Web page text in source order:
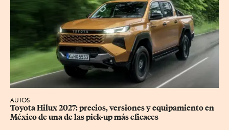
AUTOS
Toyota Hilux 2027: precios, versiones y equipamiento en
México de una de las pick-up más eficaces